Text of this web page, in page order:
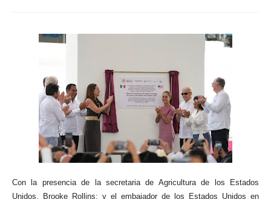
Con la presencia de la secretaria de Agricultura de los Estados
Unidos, Brooke Rollins; y el embajador de los Estados Unidos en